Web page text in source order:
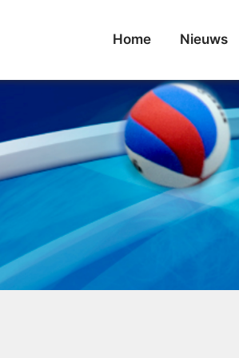
Home Nieuws